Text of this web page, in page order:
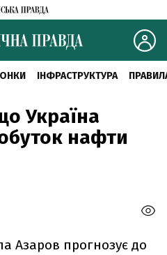
ІНФРАСТРУКТУРА
Україна
нафти
Азаров прогнозує до